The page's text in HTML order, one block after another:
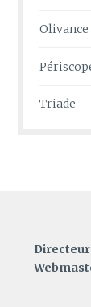
Olivance
Triade